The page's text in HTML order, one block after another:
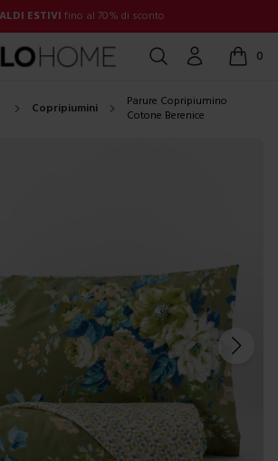
ESTIVI fino al 70% di sconto
Cerca Account 0
items
Copripiumini
Parure Copripiumino
Cotone Berenice